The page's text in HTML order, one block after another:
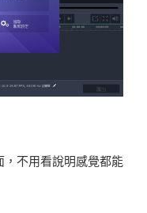
不用看說明感覺都能